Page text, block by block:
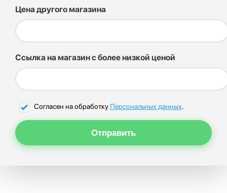
Цена другого магазина
Ссылка на магазин с более низкой ценой
Согласен на обработку Персональных данных.
Отправить